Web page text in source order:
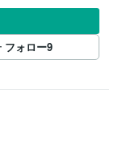
フォロー9